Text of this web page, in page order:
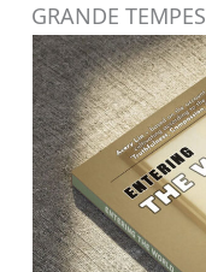
GRANDE